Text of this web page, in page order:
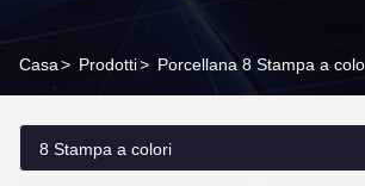
Casa> Prodotti> Porcellana 8 Stampa a
8 Stampa a colori